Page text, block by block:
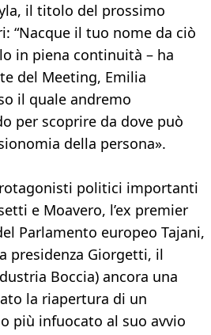
il titolo del prossimo
“Nacque il tuo nome da ciò
in piena continuità – ha
del Meeting, Emilia
il quale andremo
per scoprire da dove può
della persona».
politici importanti
e Moavero, l’ex premier
Parlamento europeo Tajani,
presidenza Giorgetti, il
Boccia) ancora una
la riapertura di un
più infuocato al suo avvio